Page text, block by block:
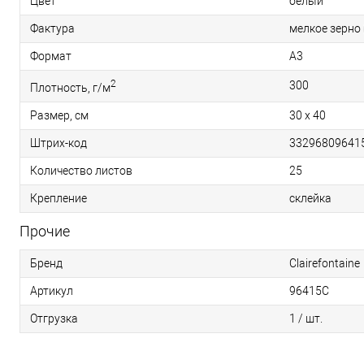
Фактура мелкое
Формат A3
Плотность, г/м2 300
Размер, см 30 х 40
Штрих-код
Количество листов 25
Крепление склейка
Прочие
Бренд Clairefontaine
Артикул 96415C
Отгрузка 1 / шт.